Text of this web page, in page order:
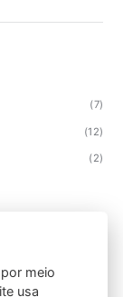
(7)
(12)
(2)
meio
usa